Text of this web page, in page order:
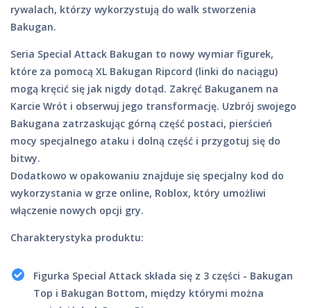
rywalach, którzy wykorzystują do walk stworzenia
Bakugan.
Seria Special Attack Bakugan to nowy wymiar figurek,
które za pomocą XL Bakugan Ripcord (linki do naciągu)
mogą kręcić się jak nigdy dotąd. Zakręć Bakuganem na
Karcie Wrót i obserwuj jego transformację. Uzbrój swojego
Bakugana zatrzaskując górną część postaci, pierścień
mocy specjalnego ataku i dolną część i przygotuj się do
bitwy.
Dodatkowo w opakowaniu znajduje się specjalny kod do
wykorzystania w grze online, Roblox, który umożliwi
włączenie nowych opcji gry.
Charakterystyka produktu:
Figurka Special Attack składa się z 3 części - Bakugan
Top i Bakugan Bottom, między którymi można